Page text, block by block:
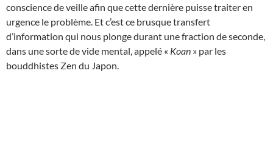
conscience de veille afin que cette dernière puisse traiter en
urgence le problème. Et c’est ce brusque transfert
d’information qui nous plonge durant une fraction de seconde,
dans une sorte de vide mental, appelé « Koan » par les
bouddhistes Zen du Japon.